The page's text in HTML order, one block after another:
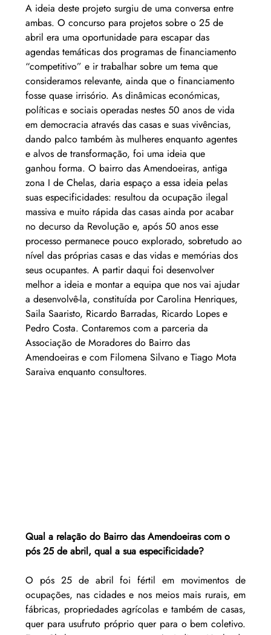
A ideia deste projeto surgiu de uma conversa entre
ambas. O concurso para projetos sobre o 25 de
abril era uma oportunidade para escapar das
agendas temáticas dos programas de financiamento
“competitivo” e ir trabalhar sobre um tema que
consideramos relevante, ainda que o financiamento
fosse quase irrisório. As dinâmicas económicas,
políticas e sociais operadas nestes 50 anos de vida
em democracia através das casas e suas vivências,
dando palco também às mulheres enquanto agentes
e alvos de transformação, foi uma ideia que
ganhou forma. O bairro das Amendoeiras, antiga
zona I de Chelas, daria espaço a essa ideia pelas
suas especificidades: resultou da ocupação ilegal
massiva e muito rápida das casas ainda por acabar
no decurso da Revolução e, após 50 anos esse
processo permanece pouco explorado, sobretudo ao
nível das próprias casas e das vidas e memórias dos
seus ocupantes. A partir daqui foi desenvolver
melhor a ideia e montar a equipa que nos vai ajudar
a desenvolvê-la, constituída por Carolina Henriques,
Saila Saaristo, Ricardo Barradas, Ricardo Lopes e
Pedro Costa. Contaremos com a parceria da
Associação de Moradores do Bairro das
Amendoeiras e com Filomena Silvano e Tiago Mota
Saraiva enquanto consultores.
Qual a relação do Bairro das Amendoeiras com o
pós 25 de abril, qual a sua especificidade?
O pós 25 de abril foi fértil em movimentos de
ocupações, nas cidades e nos meios mais rurais, em
fábricas, propriedades agrícolas e também de casas,
quer para usufruto próprio quer para o bem coletivo.